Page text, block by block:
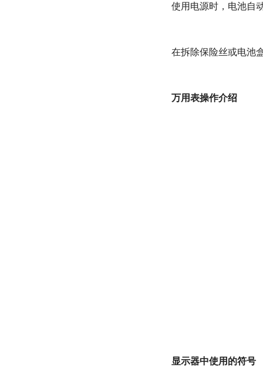
使用电源时，电池自
在拆除保险丝或电池
万用表操作介绍
显示器中使用的符号